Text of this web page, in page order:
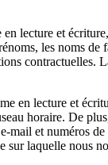
lecture et
les noms de
contractuelles.
en lecture et
horaire. De
mail et numéros
laquelle nous